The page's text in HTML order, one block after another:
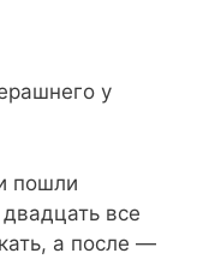
у
пошли
все
а после —